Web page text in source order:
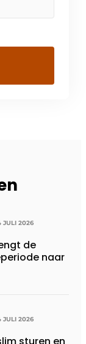
JULI 2026
de
naar
JULI 2026